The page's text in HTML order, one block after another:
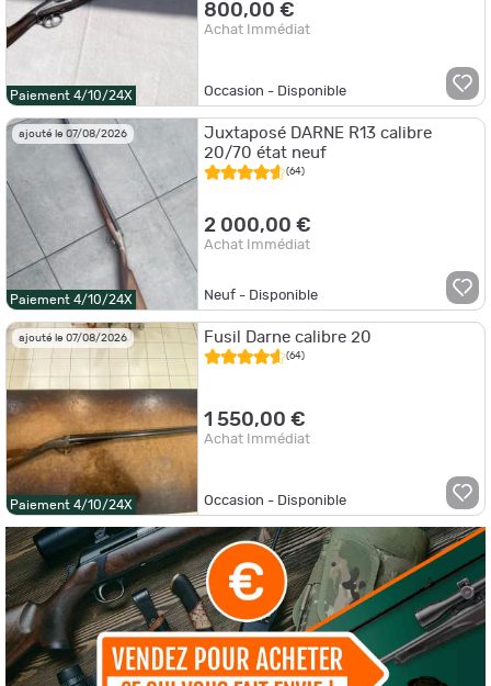
Paiement 4/10/24X
800,00 €
Achat Immédiat
Occasion - Disponible
ajouté le 07/08/2026
Paiement 4/10/24X
Juxtaposé DARNE R13 calibre
20/70 état neuf
(64)
2 000,00 €
Achat Immédiat
Neuf - Disponible
ajouté le 07/08/2026
Paiement 4/10/24X
Fusil Darne calibre 20
(64)
1 550,00 €
Achat Immédiat
Occasion - Disponible